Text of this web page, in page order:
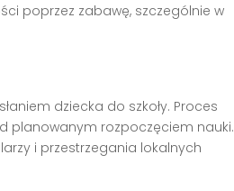
poprzez zabawę, szczególnie w
dziecka do szkoły. Proces
planowanym rozpoczęciem nauki.
i przestrzegania lokalnych